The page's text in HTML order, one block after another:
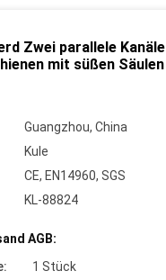
Zwei parallele Kanäle
mit süßen Säulen
Guangzhou, China
Kule
CE, EN14960, SGS
KL-88824
AGB:
1 Stück